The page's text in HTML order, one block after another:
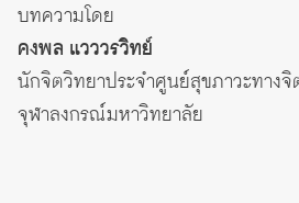
บทความโดย
คงพล แวววรวิทย์
นักจิตวิทยาประจำศูนย์สุขภาวะทาง
จุฬาลงกรณ์มหาวิทยาลัย